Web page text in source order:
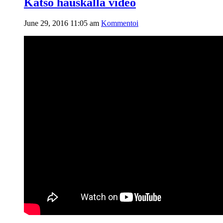
June 29, 2016 11:05 am Kommentoi